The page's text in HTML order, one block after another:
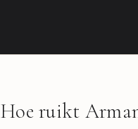
Hoe ruikt